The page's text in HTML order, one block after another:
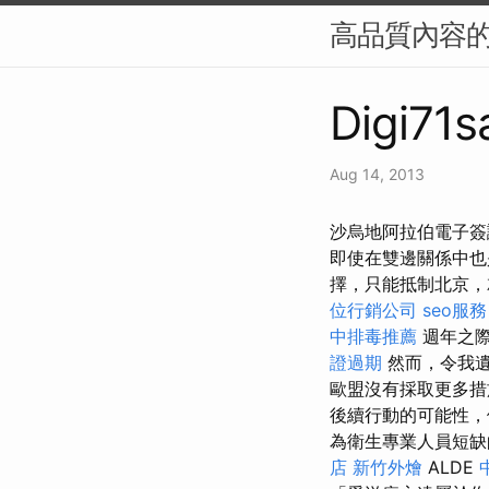
高品質內容
Aug 14, 2013
沙烏地阿拉伯電子
即使在雙邊關係中
擇，只能抵制北京
位行銷公司 seo服務
中排毒推薦 週年之
證過期 然而，令我
歐盟沒有採取更多
後續行動的可能性
為衛生專業人員短
店 新竹外燴 ALDE